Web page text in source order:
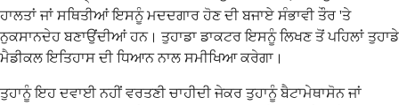
ਹਾਲਤਾਂ ਜਾਂ ਸਥਿਤੀਆਂ ਇਸਨੂੰ ਮਦਦਗਾਰ ਹੋਣ ਦੀ ਬਜਾਏ ਸੰਭਾਵੀ ਤੌਰ 'ਤੇ
ਨੁਕਸਾਨਦੇਹ ਬਣਾਉਂਦੀਆਂ ਹਨ। ਤੁਹਾਡਾ ਡਾਕਟਰ ਇਸਨੂੰ ਲਿਖਣ ਤੋਂ ਪਹਿਲਾਂ ਤੁਹਾਡੇ
ਮੈਡੀਕਲ ਇਤਿਹਾਸ ਦੀ ਧਿਆਨ ਨਾਲ ਸਮੀਖਿਆ ਕਰੇਗਾ।
ਤੁਹਾਨੂੰ ਇਹ ਦਵਾਈ ਨਹੀਂ ਵਰਤਣੀ ਚਾਹੀਦੀ ਜੇਕਰ ਤੁਹਾਨੂੰ ਬੈਟਾਮੇਥਾਸੋਨ ਜਾਂ